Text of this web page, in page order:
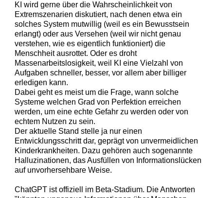
KI wird gerne über die Wahrscheinlichkeit von
Extremszenarien diskutiert, nach denen etwa ein
solches System mutwillig (weil es ein Bewusstsein
erlangt) oder aus Versehen (weil wir nicht genau
verstehen, wie es eigentlich funktioniert) die
Menschheit ausrottet. Oder es droht
Massenarbeitslosigkeit, weil KI eine Vielzahl von
Aufgaben schneller, besser, vor allem aber billiger
erledigen kann.
Dabei geht es meist um die Frage, wann solche
Systeme welchen Grad von Perfektion erreichen
werden, um eine echte Gefahr zu werden oder von
echtem Nutzen zu sein.
Der aktuelle Stand stelle ja nur einen
Entwicklungsschritt dar, geprägt von unvermeidlichen
Kinderkrankheiten. Dazu gehören auch sogenannte
Halluzinationen, das Ausfüllen von Informationslücken
auf unvorhersehbare Weise.
ChatGPT ist offiziell im Beta-Stadium. Die Antworten